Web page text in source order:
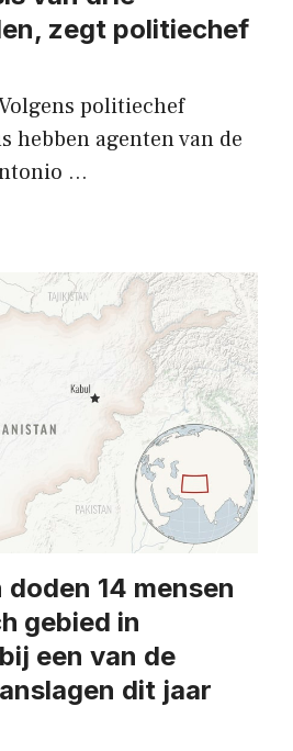
zegt politiechef
politiechef
hebben agenten van de
…
14 mensen
gebied in
een van de
dit jaar